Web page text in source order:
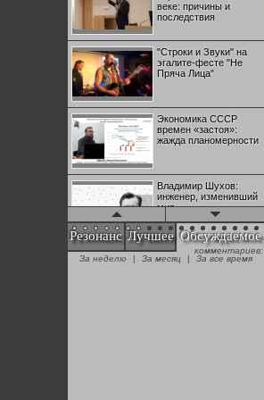
веке: причины и
последствия
"Строки и Звуки" на
эгалите-фесте "Не
Пряча Лица"
Экономика СССР
времен «застоя»:
жажда планомерности
Владимир Шухов:
инженер, изменивший
мир
"Аркадий Коц" на
эгалите-фесте "Не
Резонанс Лучшее Обсуждаемое
комментариев:
За неделю
| За месяц | За все время